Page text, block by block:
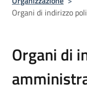
Organi di indirizzo
Organi di